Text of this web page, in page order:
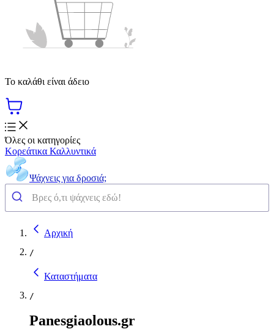
Το καλάθι είναι άδειο
Όλες οι κατηγορίες
Κορεάτικα Καλλυντικά
Ψάχνεις για δροσιά;
Αρχική
/
Καταστήματα
/
Panesgiaolous.gr